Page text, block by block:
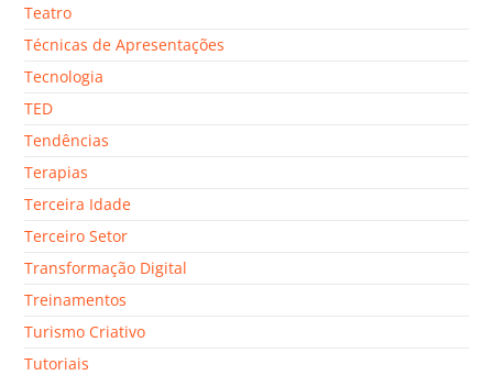
Teatro
Técnicas de Apresentações
Tecnologia
TED
Tendências
Terapias
Terceira Idade
Terceiro Setor
Transformação Digital
Treinamentos
Turismo Criativo
Tutoriais